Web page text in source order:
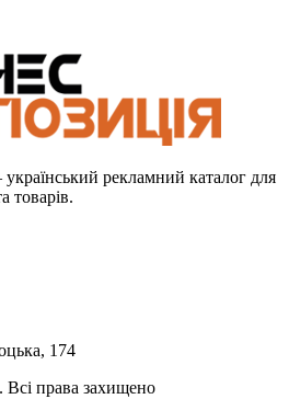
рекламний каталог для
товарів.
174
Всі права захищено